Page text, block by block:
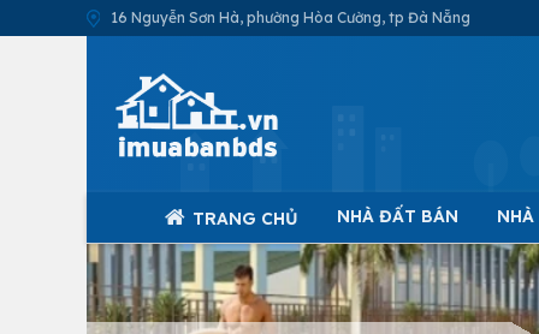
16 Nguyễn Sơn Hà, phường Hòa Cường, tp Đà Nẵng
TRANG CHỦ NHÀ ĐẤT BÁN